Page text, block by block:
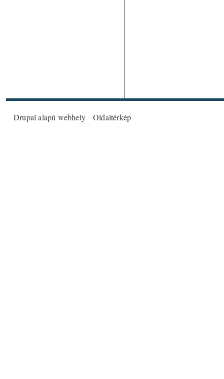
Drupal alapú webhely Oldaltérkép